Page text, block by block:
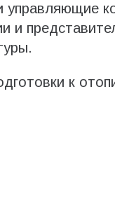
и
к